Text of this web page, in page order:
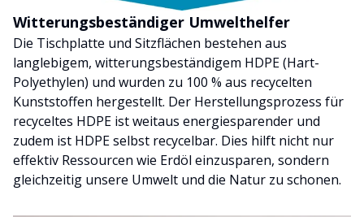
Witterungsbeständiger Umwelthelfer
Die Tischplatte und Sitzflächen bestehen aus
langlebigem, witterungsbeständigem HDPE (Hart-
Polyethylen) und wurden zu 100 % aus recycelten
Kunststoffen hergestellt. Der Herstellungsprozess für
recyceltes HDPE ist weitaus energiesparender und
zudem ist HDPE selbst recycelbar. Dies hilft nicht nur
effektiv Ressourcen wie Erdöl einzusparen, sondern
gleichzeitig unsere Umwelt und die Natur zu schonen.